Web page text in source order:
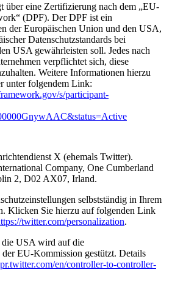
über eine Zertifizierung nach dem „EU-
(DPF). Der DPF ist ein
der Europäischen Union und den USA,
Datenschutzstandards bei
USA gewährleisten soll. Jedes nach
verpflichtet sich, diese
Weitere Informationen hierzu
unter folgendem Link:
s/participant-
X (ehemals Twitter).
Company, One Cumberland
2, D02 AX07, Irland.
selbstständig in Ihrem
Klicken Sie hierzu auf folgenden Link
twitter.com/personalization.
USA wird auf die
der EU-Kommission gestützt. Details
en/controller-to-controller-